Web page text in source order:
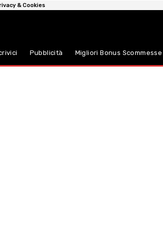
& Cookies
Pubblicità Migliori Bonus Scommesse